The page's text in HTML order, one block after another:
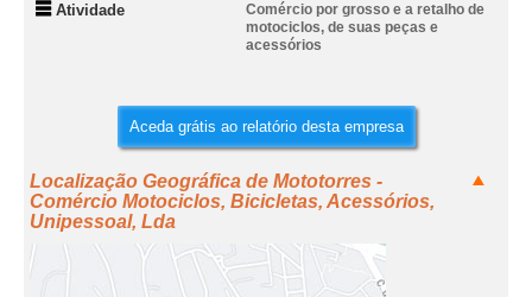
Atividade
Comércio por grosso e a retalho de
motociclos, de suas peças e
acessórios
Aceda grátis ao relatório desta empresa
Localização Geográfica de Mototorres -
Comércio Motociclos, Bicicletas, Acessórios,
Unipessoal, Lda